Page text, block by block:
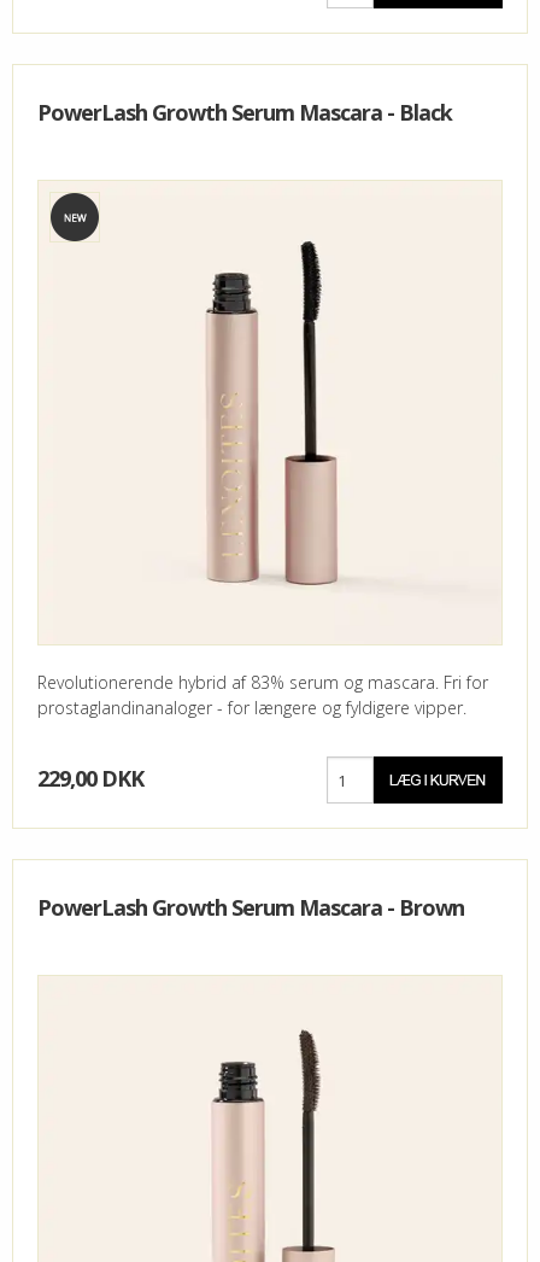
PowerLash Growth Serum Mascara - Black
Revolutionerende hybrid af 83% serum og mascara. Fri for
prostaglandinanaloger - for længere og fyldigere vipper.
229,00 DKK
PowerLash Growth Serum Mascara - Brown